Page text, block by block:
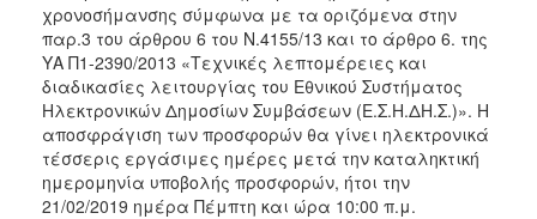
χρονοσήμανσης σύμφωνα με τα οριζόμενα στην
παρ.3 του άρθρου 6 του Ν.4155/13 και το άρθρο 6. της
ΥΑ Π1-2390/2013 «Τεχνικές λεπτομέρειες και
διαδικασίες λειτουργίας του Εθνικού Συστήματος
Ηλεκτρονικών Δημοσίων Συμβάσεων (Ε.Σ.Η.ΔΗ.Σ.)». Η
αποσφράγιση των προσφορών θα γίνει ηλεκτρονικά
τέσσερις εργάσιμες ημέρες μετά την καταληκτική
ημερομηνία υποβολής προσφορών, ήτοι την
21/02/2019 ημέρα Πέμπτη και ώρα 10:00 π.μ.